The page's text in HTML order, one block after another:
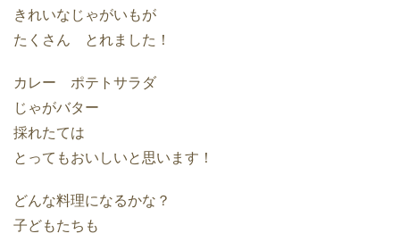
きれいなじゃがいもが
たくさん とれました！
カレー ポテトサラダ
じゃがバター
採れたては
とってもおいしいと思います！
どんな料理になるかな？
子どもたちも